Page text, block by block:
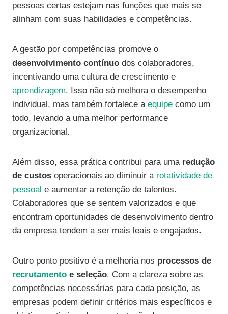
pessoas certas estejam nas funções que mais se
alinham com suas habilidades e competências.
A gestão por competências promove o
desenvolvimento contínuo dos colaboradores,
incentivando uma cultura de crescimento e
aprendizagem. Isso não só melhora o desempenho
individual, mas também fortalece a equipe como um
todo, levando a uma melhor performance
organizacional.
Além disso, essa prática contribui para uma redução
de custos operacionais ao diminuir a rotatividade de
pessoal e aumentar a retenção de talentos.
Colaboradores que se sentem valorizados e que
encontram oportunidades de desenvolvimento dentro
da empresa tendem a ser mais leais e engajados.
Outro ponto positivo é a melhoria nos processos de
recrutamento e seleção. Com a clareza sobre as
competências necessárias para cada posição, as
empresas podem definir critérios mais específicos e